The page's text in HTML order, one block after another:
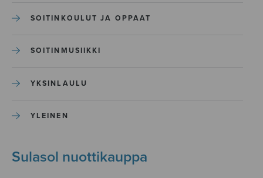
SOITINKOULUT JA OPPAAT
SOITINMUSIIKKI
YKSINLAULU
YLEINEN
Sulasol nuottikauppa